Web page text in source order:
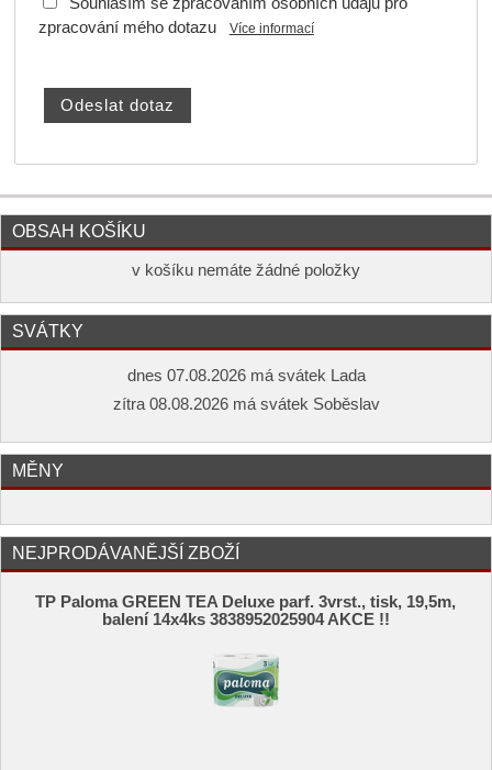
zpracování mého dotazu
Více informací
OBSAH KOŠÍKU
v košíku nemáte žádné položky
SVÁTKY
dnes 07.08.2026 má svátek Lada
zítra 08.08.2026 má svátek Soběslav
MĚNY
NEJPRODÁVANĚJŠÍ ZBOŽÍ
TP Paloma GREEN TEA Deluxe parf. 3vrst., tisk, 19,5m,
balení 14x4ks 3838952025904 AKCE !!